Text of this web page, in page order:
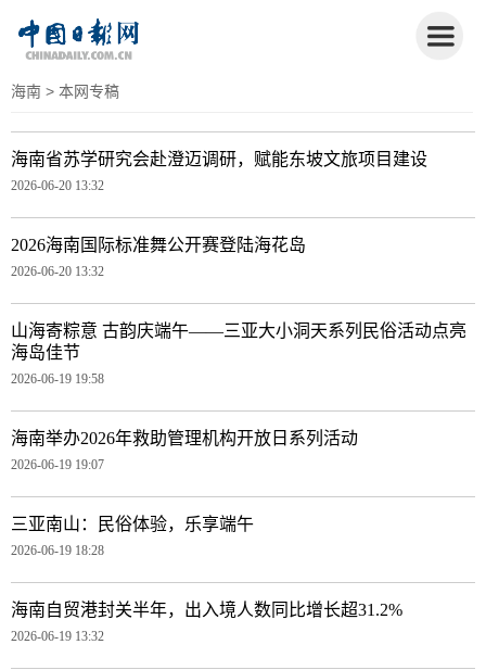
海南 > 本网专稿
海南省苏学研究会赴澄迈调研，赋能东坡文旅项目建设
2026-06-20 13:32
2026海南国际标准舞公开赛登陆海花岛
2026-06-20 13:32
山海寄粽意 古韵庆端午——三亚大小洞天系列民俗活动点亮
海岛佳节
2026-06-19 19:58
海南举办2026年救助管理机构开放日系列活动
2026-06-19 19:07
三亚南山：民俗体验，乐享端午
2026-06-19 18:28
海南自贸港封关半年，出入境人数同比增长超31.2%
2026-06-19 13:32